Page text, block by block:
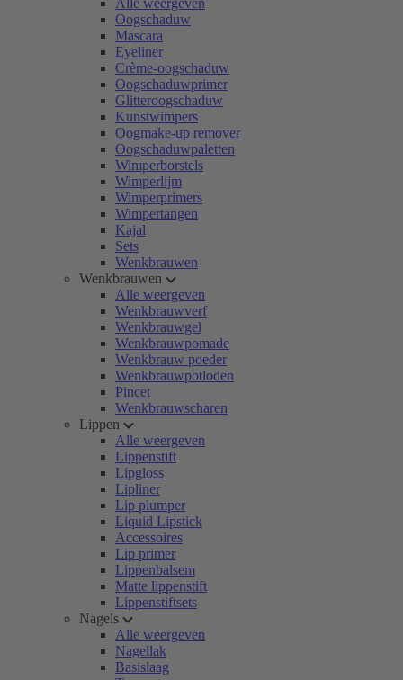
Alle weergeven
Oogschaduw
Mascara
Eyeliner
Crème-oogschaduw
Oogschaduwprimer
Glitteroogschaduw
Kunstwimpers
Oogmake-up remover
Oogschaduwpaletten
Wimperborstels
Wimperlijm
Wimperprimers
Wimpertangen
Kajal
Sets
Wenkbrauwen
Wenkbrauwen
Alle weergeven
Wenkbrauwverf
Wenkbrauwgel
Wenkbrauwpomade
Wenkbrauw poeder
Wenkbrauwpotloden
Pincet
Wenkbrauwscharen
Lippen
Alle weergeven
Lippenstift
Lipgloss
Lipliner
Lip plumper
Liquid Lipstick
Accessoires
Lip primer
Lippenbalsem
Matte lippenstift
Lippenstiftsets
Nagels
Alle weergeven
Nagellak
Basislaag